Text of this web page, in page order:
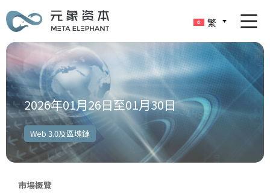
繁
2026年01月26日至01月30日
Web 3.0及區塊鏈
市場概覽